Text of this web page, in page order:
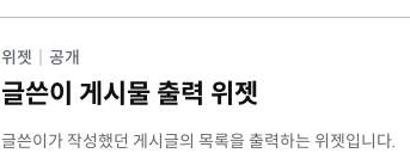
위젯 공개
글쓴이 게시물 출력 위젯
글쓴이가 작성했던 게시글의 목록을 출력하는 위젯입니다.